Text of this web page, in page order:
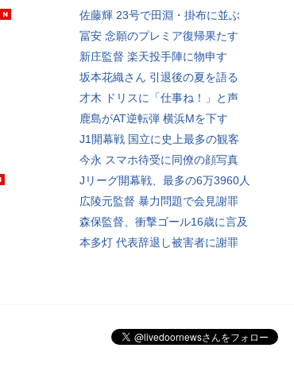
佐藤輝 23号で田淵・掛布に並ぶ
冨安 念願のプレミア復帰果たす
新庄監督 楽天投手陣に物申す
坂本花織さん 引退後の夏を語る
才木 ドリスに「仕事ね！」と声
鹿島がAT逆転弾 横浜Mを下す
J1開幕戦 国立に史上最多の観客
今永 スマホ待受に同僚の顔写真
Jリーグ開幕戦、最多の6万3960人
広陵元監督 暴力問題で会見謝罪
森保監督、衝撃ゴール16歳に言及
本多灯 代表辞退し被害者に謝罪